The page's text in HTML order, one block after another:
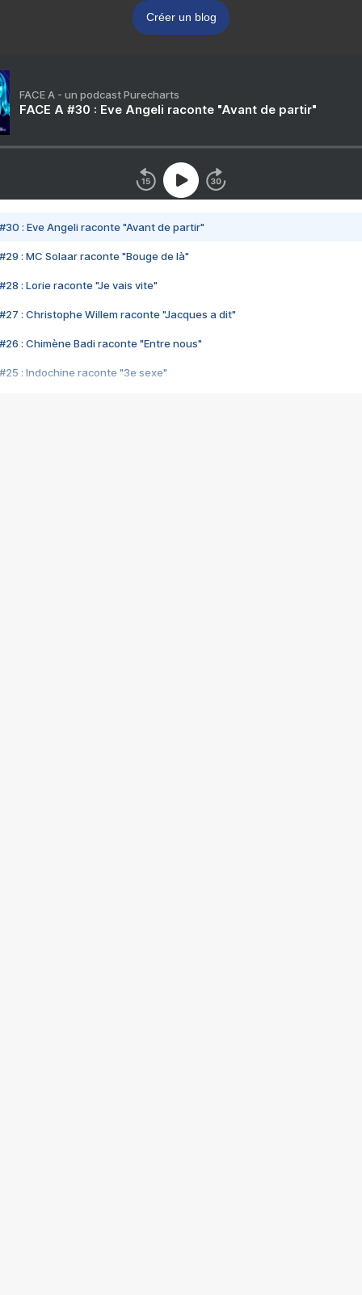
Créer un blog
FACE A - un podcast Purecharts
FACE A #30 : Eve Angeli raconte "Avant de partir"
#30 : Eve Angeli raconte "Avant de partir"
#29 : MC Solaar raconte "Bouge de là"
#28 : Lorie raconte "Je vais vite"
#27 : Christophe Willem raconte "Jacques a dit"
#26 : Chimène Badi raconte "Entre nous"
#25 : Indochine raconte "3e sexe"